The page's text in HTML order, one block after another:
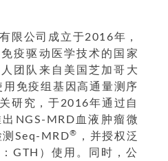
限公司成立于2016年，
疫驱动医学技术的国家
团队来自美国芝加哥大
免疫组基因高通量测序
研究，于2016年通过自
NGS-MRD血液肿瘤微
测Seq-MRD®
，并授权泛
GTH）使用。同时，公